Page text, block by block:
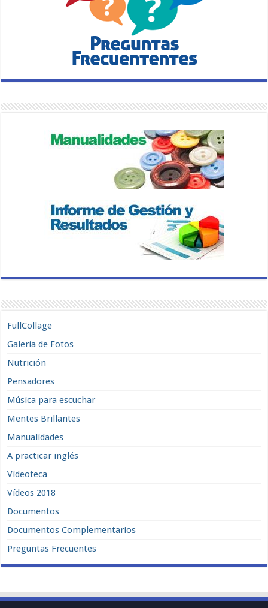
FullCollage
Galería de Fotos
Nutrición
Pensadores
Música para escuchar
Mentes Brillantes
Manualidades
A practicar inglés
Videoteca
Vídeos 2018
Documentos
Documentos Complementarios
Preguntas Frecuentes